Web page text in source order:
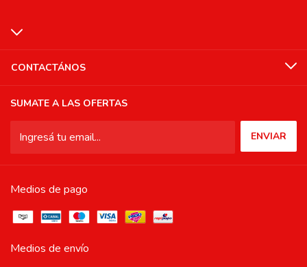
CONTACTÁNOS
SUMATE A LAS OFERTAS
Medios de pago
Medios de envío